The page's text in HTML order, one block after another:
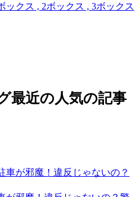
ックス , 2ボックス , 3ボックス
最近の人気の記事